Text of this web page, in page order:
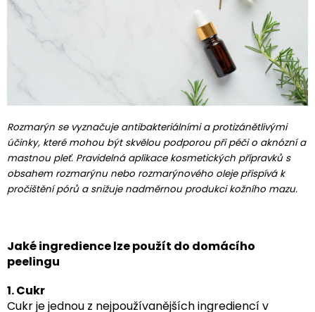
Rozmarýn se vyznačuje antibakteriálními a protizánětlivými
účinky, které mohou být skvělou podporou při péči o aknózní a
mastnou pleť. Pravidelná aplikace kosmetických přípravků s
obsahem rozmarýnu nebo rozmarýnového oleje přispívá k
pročištění pórů a snižuje nadměrnou produkci kožního mazu.
Jaké ingredience lze použít do domácího
peelingu
1. Cukr
Cukr je jednou z nejpoužívanějších ingrediencí v